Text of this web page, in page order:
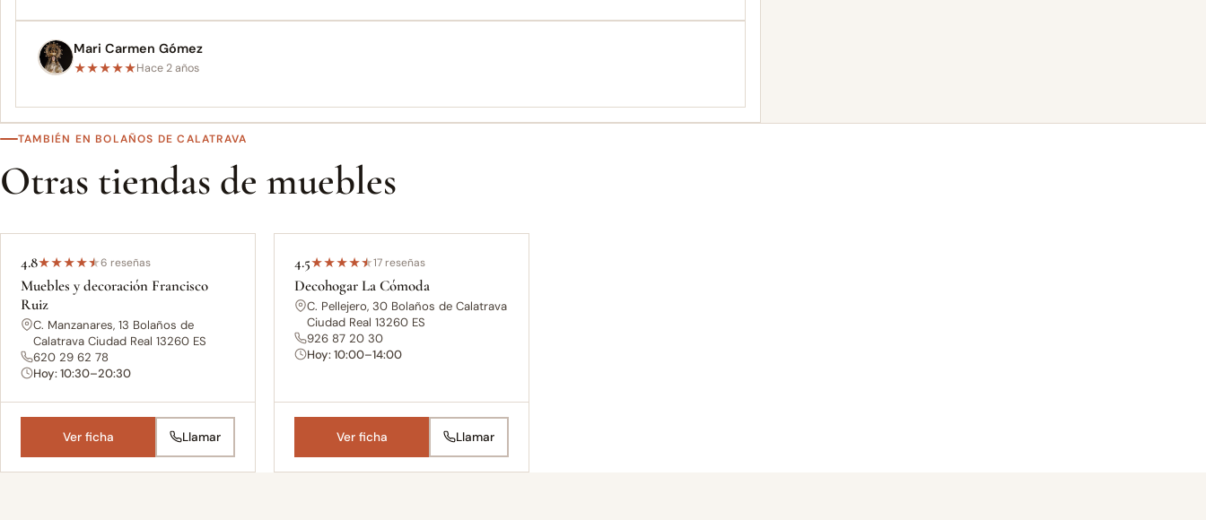
Mari Carmen Gómez
★★★★★Hace 2 años
TAMBIÉN EN BOLAÑOS DE CALATRAVA
Otras tiendas de muebles
4.8★★★★★6 reseñas
Muebles y decoración Francisco
Ruiz
C. Manzanares, 13 Bolaños de
Calatrava Ciudad Real 13260 ES
620 29 62 78
Hoy: 10:30–20:30
Ver ficha Llamar
4.5★★★★★17 reseñas
Decohogar La Cómoda
C. Pellejero, 30 Bolaños de Calatrava
Ciudad Real 13260 ES
926 87 20 30
Hoy: 10:00–14:00
Ver ficha Llamar